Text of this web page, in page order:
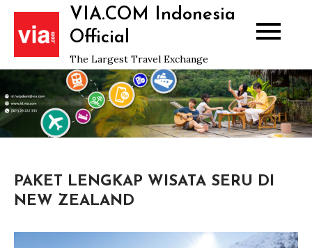
Skip
content
VIA.COM Indonesia
Official
The Largest Travel Exchange
PAKET LENGKAP WISATA SERU DI
NEW ZEALAND